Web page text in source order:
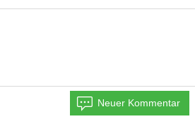
Neuer Kommentar